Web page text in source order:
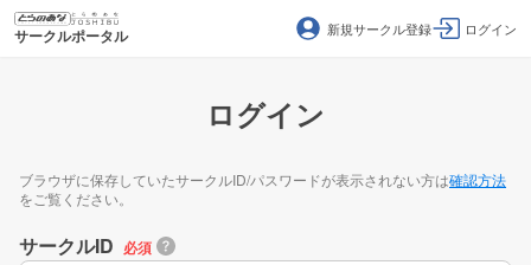
サークルポータル 新規サークル登録 ログイン
ログイン
ブラウザに保存していたサークルID/パスワードが表示されない方は確認方法
をご覧ください。
サークルID 必須